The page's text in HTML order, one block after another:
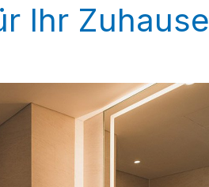
Ihr Zuhause